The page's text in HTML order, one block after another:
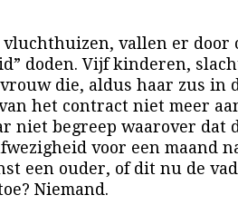
vluchthuizen, vallen er door
doden. Vijf kinderen,
die, aldus haar zus in
het contract niet meer
niet begreep waarover dat
voor een maand
een ouder, of dit nu de
Niemand.